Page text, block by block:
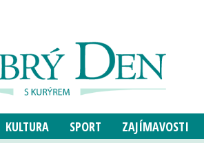
KULTURA SPORT ZAJÍMAVOSTI